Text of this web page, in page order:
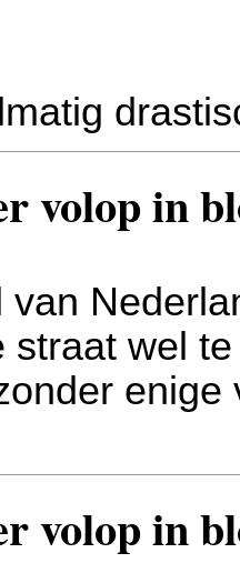
volop in
van
straat wel
volop in